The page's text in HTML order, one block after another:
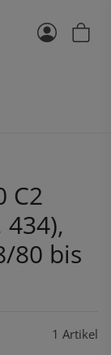
C2
80 bis
1 Artikel